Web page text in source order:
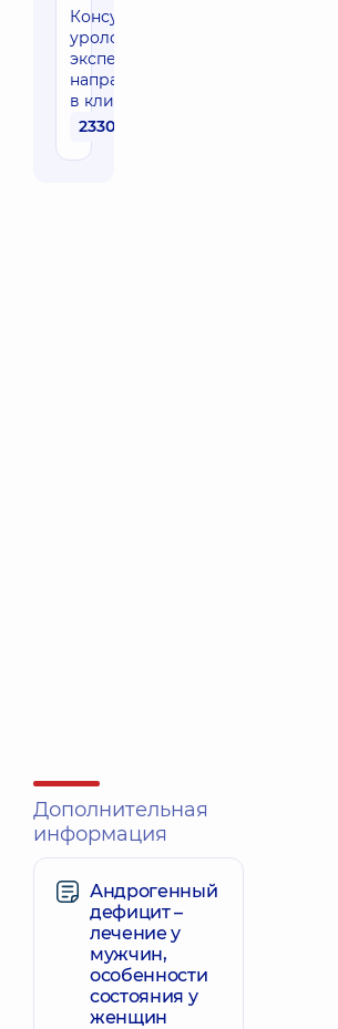
Консультация
уролога
эксперта
направления
в клинике
2330 грн
Дополнительная
информация
Андрогенный
дефицит –
лечение у
мужчин,
особенности
состояния у
женщин